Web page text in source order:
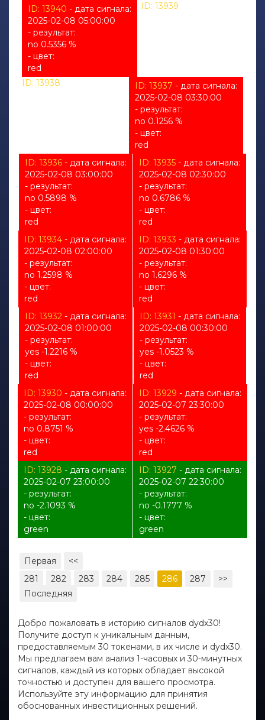
ID: 13940 - дата сигнала:
2025-02-08 05:00:00
- результат:
no 0.5356 %
- цвет:
red
ID: 13939
ID: 13938
ID: 13937 - дата сигнала:
2025-02-08 03:30:00
- результат:
no 0.1256 %
- цвет:
red
ID: 13936- дата сигнала:
2025-02-08 03:00:00
- результат:
no 0.5898 %
- цвет:
red
ID: 13935 - дата сигнала:
2025-02-08 02:30:00
- результат:
no 0.6786 %
- цвет:
red
ID: 13934 - дата сигнала:
2025-02-08 02:00:00
- результат:
no 1.2598 %
- цвет:
red
ID: 13933 - дата сигнала:
2025-02-08 01:30:00
- результат:
no 1.6296 %
- цвет:
red
ID: 13932 - дата сигнала:
2025-02-08 01:00:00
- результат:
yes -1.2216 %
- цвет:
red
ID: 13931 - дата сигнала:
2025-02-08 00:30:00
- результат:
yes -1.0523 %
- цвет:
red
ID: 13930 - дата сигнала:
2025-02-08 00:00:00
- результат:
no 0.8751 %
- цвет:
red
ID: 13929 - дата сигнала:
2025-02-07 23:30:00
- результат:
yes -2.4626 %
- цвет:
red
ID: 13928 - дата сигнала:
2025-02-07 23:00:00
- результат:
no -2.1093 %
- цвет:
green
ID: 13927 - дата сигнала:
2025-02-07 22:30:00
- результат:
no -0.1777 %
- цвет:
green
Первая
<<
281
282 283 284 285 286 287
>>
Последняя
Добро пожаловать в историю сигналов dydx30!
Получите доступ к уникальным данным,
предоставляемым 30 токенами, в их числе и dydx30.
Мы предлагаем вам анализ 1-часовых и 30-минутных
сигналов, каждый из которых обладает высокой
точностью и доступен для вашего просмотра.
Используйте эту информацию для принятия
обоснованных инвестиционных решений.